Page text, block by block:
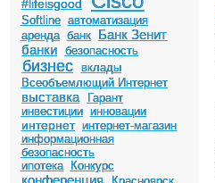
#lifeisgood
Softline автоматизация
аренда банк
Банк Зенит
банки безопасность
бизнес
вклады
Всеобъемлющий Интернет
выставка
Гарант
инвестиции инновации
интернет интернет-магазин
информационная
безопасность
ипотека
Конкурс
конференция